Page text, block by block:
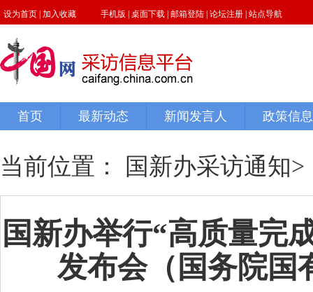
当前位置： 国新办采访通知>
国新办举行“高质量完
发布会（国务院国